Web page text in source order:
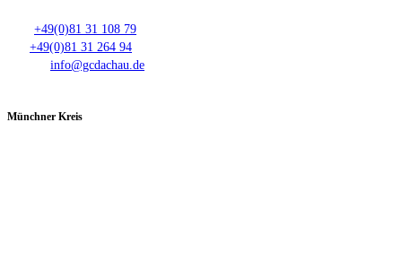
+49(0)81 31 108 79
+49(0)81 31 264 94
info@gcdachau.de
Münchner Kreis